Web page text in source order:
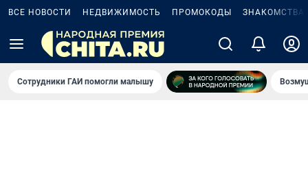
ВСЕ НОВОСТИ НЕДВИЖИМОСТЬ ПРОМОКОДЫ ЗНАКОМСТВА
Сотрудники ГАИ помогли малышу